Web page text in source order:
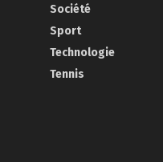
Société
Sport
Technologie
Tennis